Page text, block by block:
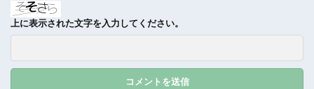
上に表示された文字を入力してください。